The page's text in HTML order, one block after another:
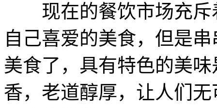
现在的餐饮市场充斥
自己喜爱的美食，但是
美食了，具有特色的美
香，老道醇厚，让人们